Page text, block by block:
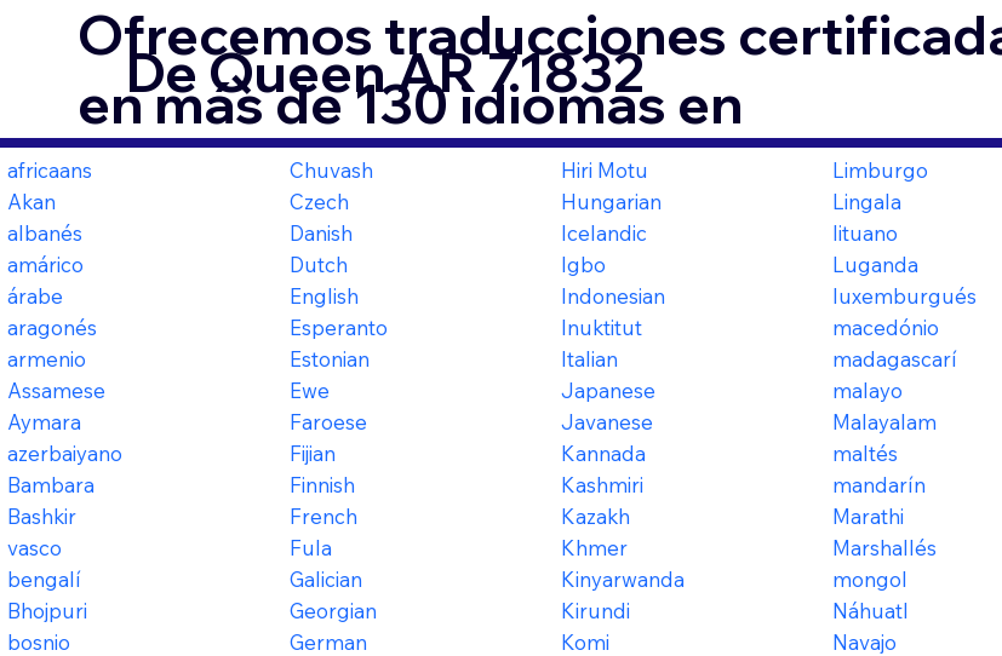
Ofrecemos traducciones
en más de 130 idiomas en
De Queen AR 71832
africaans
Akan
albanés
amárico
árabe
aragonés
armenio
Assamese
Aymara
azerbaiyano
Bambara
Bashkir
vasco
bengalí
Bhojpuri
bosnio
Chuvash
Czech
Danish
Dutch
English
Esperanto
Estonian
Ewe
Faroese
Fijian
Finnish
French
Fula
Galician
Georgian
German
Hiri Motu
Hungarian
Icelandic
Igbo
Indonesian
Inuktitut
Italian
Japanese
Javanese
Kannada
Kashmiri
Kazakh
Khmer
Kinyarwanda
Kirundi
Komi
Limburgo
Lingala
lituano
Luganda
luxemburgués
macedónio
madagascarí
malayo
Malayalam
maltés
mandarín
Marathi
Marshallés
mongol
Náhuatl
Navajo